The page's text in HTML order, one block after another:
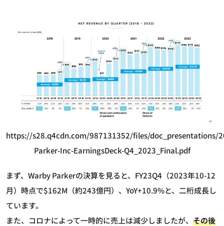
https://s28.q4cdn.com/987131352/files/doc_presentations/
Parker-Inc-EarningsDeck-Q4_2023_Final.pdf
まず、Warby Parkerの決算を見ると、FY23Q4（2023年10-12
月）時点で$162M（約243億円）、YoY+10.9%と、二桁成長し
ています。
また、コロナによって一時的に売上は減少しましたが、 その後